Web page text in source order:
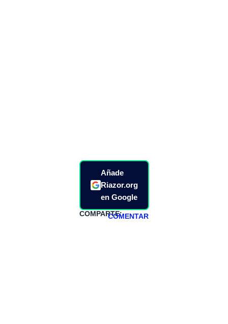
Añade
Riazor.org
en Google
COMPARTE:COMENTAR